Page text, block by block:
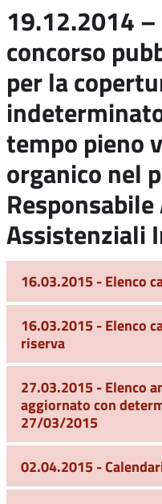
19.12.2014
concorso
per la
tempo pieno
organico nel
Assistenziali
16.03.2015 - Elenco
16.03.2015 - Elenco
riserva
27.03.2015 - Elenco
aggiornato con
27/03/2015
02.04.2015 -